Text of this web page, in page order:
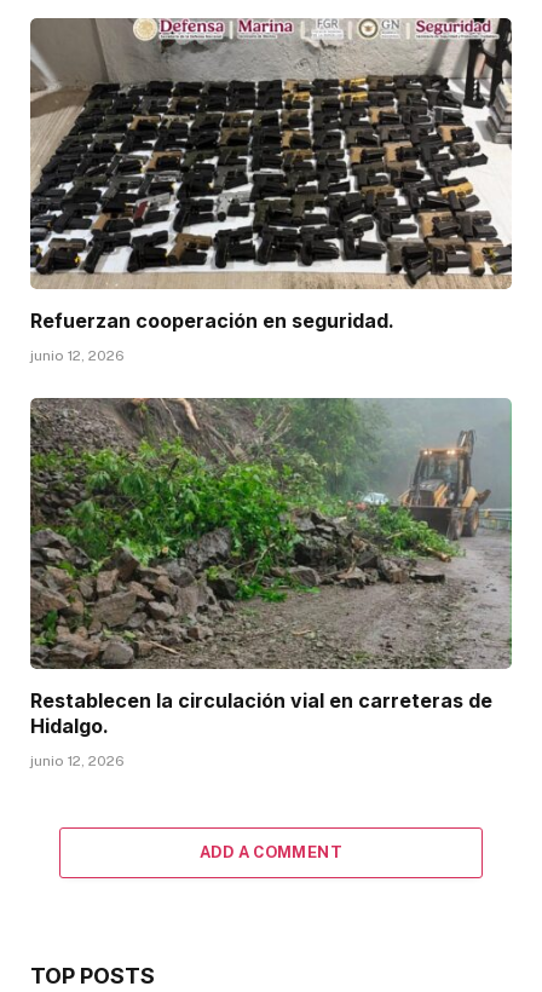
Refuerzan cooperación en seguridad.
junio 12, 2026
Restablecen la circulación vial en carreteras de
Hidalgo.
junio 12, 2026
ADD A COMMENT
TOP POSTS